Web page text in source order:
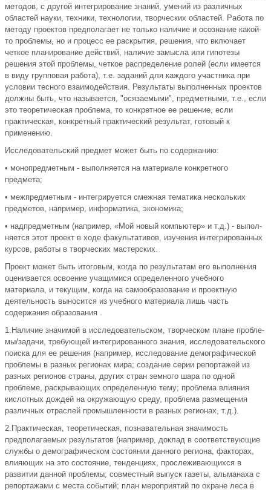
методов, с другой интегрирование знаний, умений из различных
областей науки, техники, тех­нологии, творческих областей. Работа по
методу проектов предполагает не только наличие и осознание какой-
то проблемы, но и процесс ее раскрытия, решения, что включает
четкое планирование действий, наличие замысла или гипотезы
решения этой проблемы, четкое распределение ролей (если имеется
в виду групповая работа), т.е. заданий для каждого участника при
условии тесного взаимодействия. Результаты выполненных проектов
должны быть, что называется, "осязаемыми", предметными, т.е., если
это теоретическая проблема, то конкретное ее решение, если
практическая, конкретный практи­ческий результат, готовый к
применению.
Исследовательский предмет может быть по содержанию:
• монопредметным - выполняется на материале конкретного
предмета;
• межпредметным - интегрируется смежная тематика нескольких
пред­метов, например, информатика, экономика;
• надпредметным (например, «Мой новый компьютер» и т.д.) - выпол­
няется этот проект в ходе факультативов, изучения интегрированных
курсов, работы в творческих мастерских.
Проект может быть итоговым, когда по результатам его выполнения
оценивается освоение учащимися определенного учебного
материала, и те­кущим, когда на самообразование и проектную
деятельность выносится из учебного материала лишь часть
содержания образования .
1.Наличие значимой в исследовательском, творческом плане пробле­
мы/задачи, требующей интегрированного знания, исследовательского
поиска для ее решения (например, исследование демографической
про­блемы в разных регионах мира; создание серии репортажей из
разных регионов страны, других стран земного шара по одной
проблеме, рас­крывающих определенную тему; проблема влияния
кислотных дождей на окружающую среду, проблема размещения
различных отраслей промышленности в разных регионах, т.д.).
2.Практическая, теоретическая, познавательная значимость
предпола­гаемых результатов (например, доклад в соответствующие
службы о демографическом состоянии данного региона, факторах,
влияющих на это состояние, тенденциях, прослеживающихся в
развитии данной про­блемы; совместный выпуск газеты, альманаха с
репортажами с места событий; план мероприятий по охране леса в